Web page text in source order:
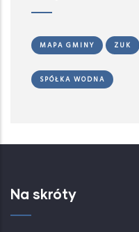
MAPA GMINY ZUK
SPÓŁKA WODNA
Na skróty